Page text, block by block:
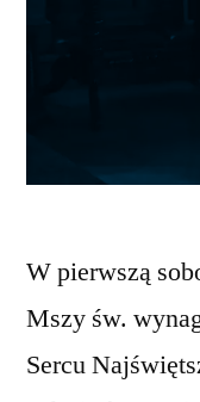
W pierwszą
Mszy św.
Sercu